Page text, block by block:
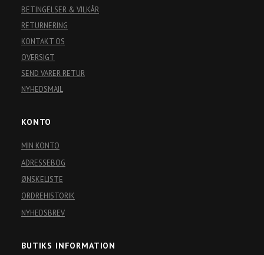
BETINGELSER & VILKÅR
RETURNERING
KONTAKT OS
OVERSIGT
SEND VARER RETUR
NYHEDSMAIL
KONTO
MIN KONTO
ADRESSEBOG
ØNSKELISTE
ORDREHISTORIK
NYHEDSBREV
BUTIKS INFORMATION